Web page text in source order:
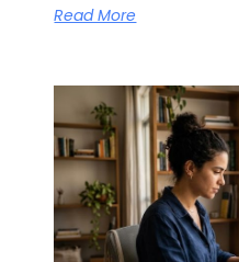
Read More